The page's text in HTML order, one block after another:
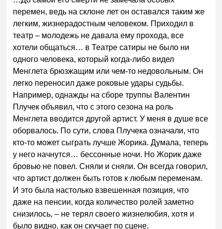
перемен, ведь на склоне лет он оставался таким же
легким, жизнерадостным человеком. Приходил в
театр – молодежь не давала ему прохода, все
хотели общаться… в Театре сатиры не было ни
одного человека, который когда-либо видел
Менглета брюзжащим или чем-то недовольным. Он
легко переносил даже роковые удары судьбы.
Например, однажды на сборе труппы Валентин
Плучек объявил, что с этого сезона на роль
Менглета вводится другой артист. У меня в душе все
оборвалось. По сути, слова Плучека означали, что
кто-то может сыграть лучше Жорика. Думала, теперь
у него начнутся… бессонные ночи. Но Жорик даже
бровью не повел. Сняли и сняли. Он всегда говорил,
что артист должен быть готов к любым переменам.
И это была настолько взвешенная позиция, что
даже на пенсии, когда количество ролей заметно
снизилось, – не терял своего жизнелюбия, хотя и
было видно, как он скучает по сцене.